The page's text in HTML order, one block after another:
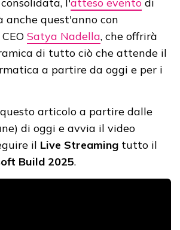
anche quest'anno con
Satya Nadella, che offrirà
di tutto ciò che attende il
a partire da oggi e per i
articolo a partire dalle
di oggi e avvia il video
il Live Streaming tutto il
Build 2025.